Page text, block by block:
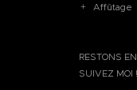
Affûtage
RESTONS
SUIVEZ MOI !